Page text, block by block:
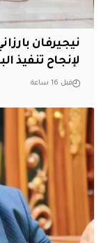
نيجيرفان
لإنجاح تنفيذ
قبل 16 ساعة